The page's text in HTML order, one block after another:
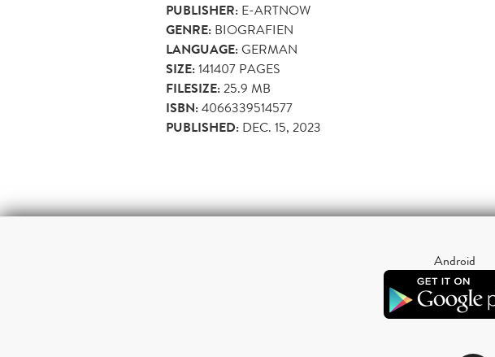
PUBLISHER: E-ARTNOW
GENRE: BIOGRAFIEN
LANGUAGE:GERMAN
SIZE:141407 PAGES
FILESIZE:25.9 MB
ISBN:4066339514577
PUBLISHED: DEC. 15, 2023
Android